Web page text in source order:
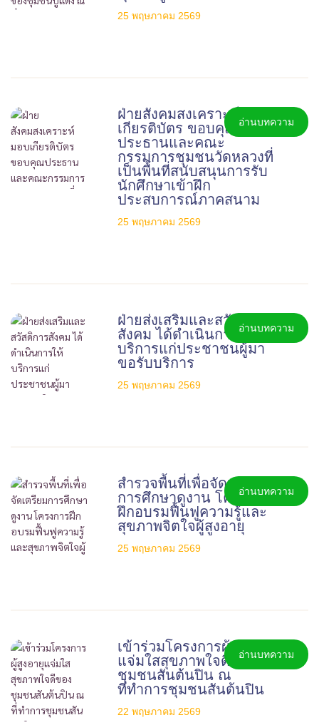
25 พฤษภาคม 2569
ฝ่ายสังคมสงเคราะห์ มอบ
เกียรติบัตร ขอบคุณ
ประธานและคณะ
กรรมการชุมชนวัดหลวงที่
เป็นพื้นที่สนับสนุนการรับ
นักศึกษาเข้าฝึก
ประสบการณ์ภาคสนาม
25 พฤษภาคม 2569
อ่านบทความ
ฝ่ายส่งเสริมและสวัสดิการ
สังคม ได้ดำเนินการให้
บริการแก่ประชาชนผู้มา
ขอรับบริการ
25 พฤษภาคม 2569
อ่านบทความ
สำรวจพื้นที่เพื่อจัดเตรียม
การศึกษาดูงาน โครงการ
ฝึกอบรมฟื้นฟูความรู้และ
สุขภาพจิตใจผู้สูงอายุ
25 พฤษภาคม 2569
อ่านบทความ
เข้าร่วมโครงการผู้สูงอายุ
แจ่มใสสุขภาพใจดีของ
ชุมชนสันต้นปิน ณ
ที่ทำการชุมชนสันต้นปิน
22 พฤษภาคม 2569
อ่านบทความ